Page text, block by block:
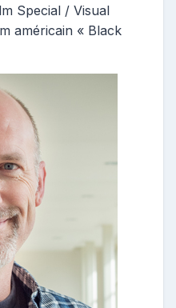
Special / Visual
américain « Black